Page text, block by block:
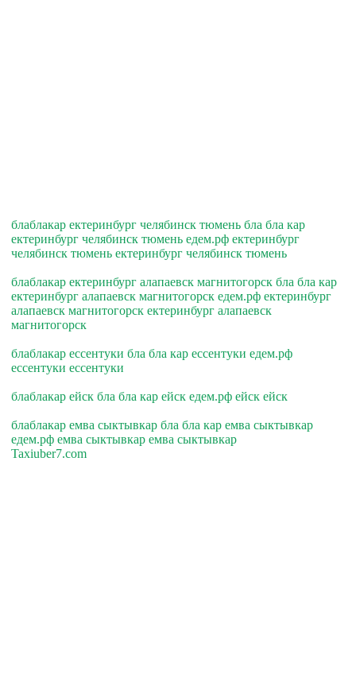
блаблакар ектеринбург челябинск тюмень бла бла кар
ектеринбург челябинск тюмень едем.рф ектеринбург
челябинск тюмень ектеринбург челябинск тюмень
блаблакар ектеринбург алапаевск магнитогорск бла бла кар
ектеринбург алапаевск магнитогорск едем.рф ектеринбург
алапаевск магнитогорск ектеринбург алапаевск
магнитогорск
блаблакар ессентуки бла бла кар ессентуки едем.рф
ессентуки ессентуки
блаблакар ейск бла бла кар ейск едем.рф ейск ейск
блаблакар емва сыктывкар бла бла кар емва сыктывкар
едем.рф емва сыктывкар емва сыктывкар
Taxiuber7.com